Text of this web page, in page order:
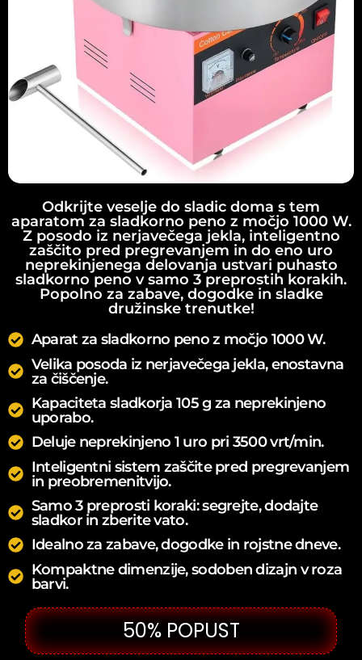
Odkrijte veselje do sladic doma s tem
aparatom za sladkorno peno z močjo 1000 W.
Z posodo iz nerjavečega jekla, inteligentno
zaščito pred pregrevanjem in do eno uro
neprekinjenega delovanja ustvari puhasto
sladkorno peno v samo 3 preprostih korakih.
Popolno za zabave, dogodke in sladke
družinske trenutke!
Aparat za sladkorno peno z močjo 1000 W.
Velika posoda iz nerjavečega jekla, enostavna
za čiščenje.
Kapaciteta sladkorja 105 g za neprekinjeno
uporabo.
Deluje neprekinjeno 1 uro pri 3500 vrt/min.
Inteligentni sistem zaščite pred pregrevanjem
in preobremenitvijo.
Samo 3 preprosti koraki: segrejte, dodajte
sladkor in zberite vato.
Idealno za zabave, dogodke in rojstne dneve.
Kompaktne dimenzije, sodoben dizajn v roza
barvi.
50% POPUST